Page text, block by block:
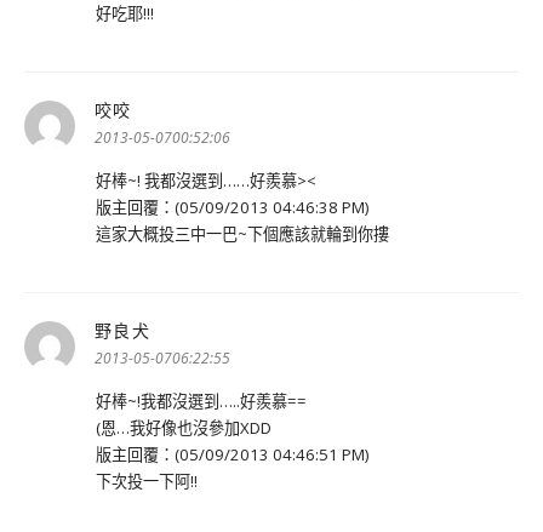
好吃耶!!!
咬咬
示:
2013-05-0700:52:06
好棒~! 我都沒選到……好羨慕><
版主回覆：(05/09/2013 04:46:38 PM)
這家大概投三中一巴~下個應該就輪到你摟
野良犬
示:
2013-05-0706:22:55
好棒~!我都沒選到…..好羨慕==
(恩…我好像也沒參加XDD
版主回覆：(05/09/2013 04:46:51 PM)
下次投一下阿!!